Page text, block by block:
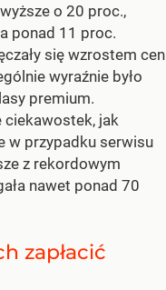
o 20 proc.,
ponad 11 proc.
się wzrostem cen
wyraźnie było
premium.
ciekawostek, jak
w przypadku serwisu
z rekordowym
nawet ponad 70
zapłacić